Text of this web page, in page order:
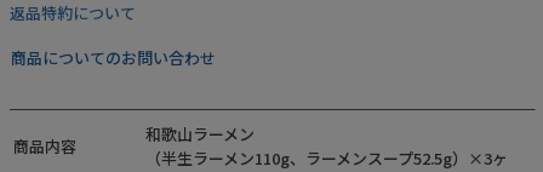
返品特約について
商品についてのお問い合わせ
商品内容
和歌山ラーメン
（半生ラーメン110g、ラーメンスープ52.5g）×3ヶ